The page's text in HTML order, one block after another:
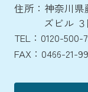
住所：神奈川県
ズビル
TEL：0120-500-
FAX：0466-21-